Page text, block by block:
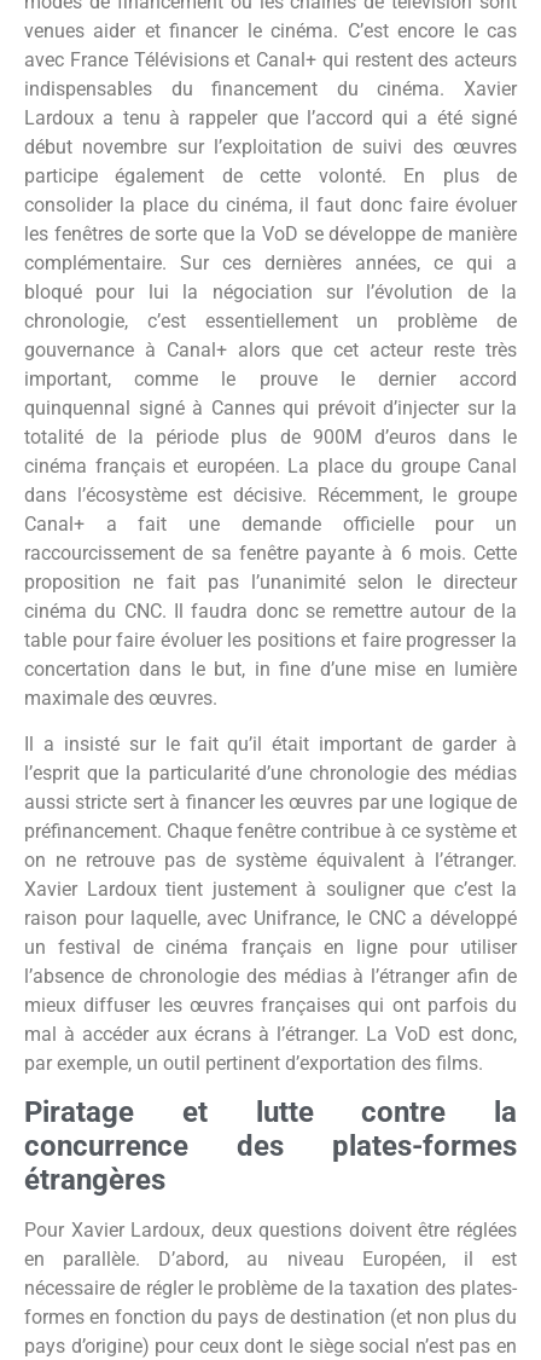
venues aider et financer le cinéma. C’est encore le cas
avec France Télévisions et Canal+ qui restent des acteurs
indispensables du financement du cinéma. Xavier
Lardoux a tenu à rappeler que l’accord qui a été signé
début novembre sur l’exploitation de suivi des œuvres
participe également de cette volonté. En plus de
consolider la place du cinéma, il faut donc faire évoluer
les fenêtres de sorte que la VoD se développe de manière
complémentaire. Sur ces dernières années, ce qui a
bloqué pour lui la négociation sur l’évolution de la
chronologie, c’est essentiellement un problème de
gouvernance à Canal+ alors que cet acteur reste très
important, comme le prouve le dernier accord
quinquennal signé à Cannes qui prévoit d’injecter sur la
totalité de la période plus de 900M d’euros dans le
cinéma français et européen. La place du groupe Canal
dans l’écosystème est décisive. Récemment, le groupe
Canal+ a fait une demande officielle pour un
raccourcissement de sa fenêtre payante à 6 mois. Cette
proposition ne fait pas l’unanimité selon le directeur
cinéma du CNC. Il faudra donc se remettre autour de la
table pour faire évoluer les positions et faire progresser la
concertation dans le but, in fine d’une mise en lumière
maximale des œuvres.
Il a insisté sur le fait qu’il était important de garder à
l’esprit que la particularité d’une chronologie des médias
aussi stricte sert à financer les œuvres par une logique de
préfinancement. Chaque fenêtre contribue à ce système et
on ne retrouve pas de système équivalent à l’étranger.
Xavier Lardoux tient justement à souligner que c’est la
raison pour laquelle, avec Unifrance, le CNC a développé
un festival de cinéma français en ligne pour utiliser
l’absence de chronologie des médias à l’étranger afin de
mieux diffuser les œuvres françaises qui ont parfois du
mal à accéder aux écrans à l’étranger. La VoD est donc,
par exemple, un outil pertinent d’exportation des films.
Piratage et lutte contre la
concurrence des plates-formes
étrangères
Pour Xavier Lardoux, deux questions doivent être réglées
en parallèle. D’abord, au niveau Européen, il est
nécessaire de régler le problème de la taxation des plates-
formes en fonction du pays de destination (et non plus du
pays d’origine) pour ceux dont le siège social n’est pas en